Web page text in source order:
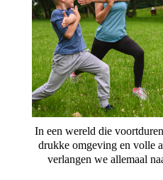
In een wereld die
drukke omgeving en volle
verlangen we allemaal